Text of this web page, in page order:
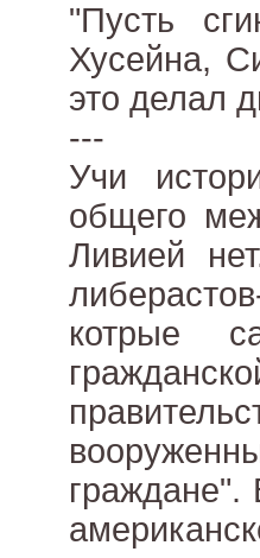
"Пусть
Хусейна,
это делал
---
Учи
общего
Ливией
котрые
граждане".